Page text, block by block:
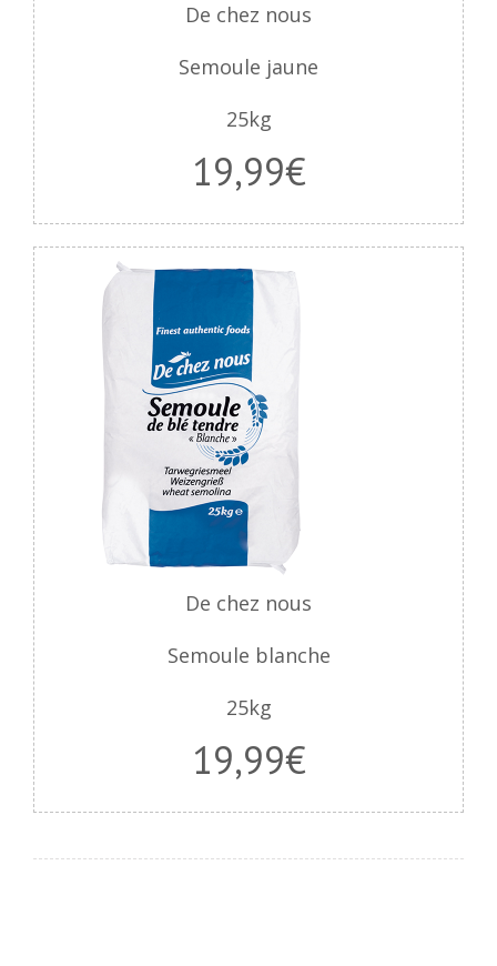
De chez nous
Semoule jaune
25kg
19,99€
De chez nous
Semoule blanche
25kg
19,99€